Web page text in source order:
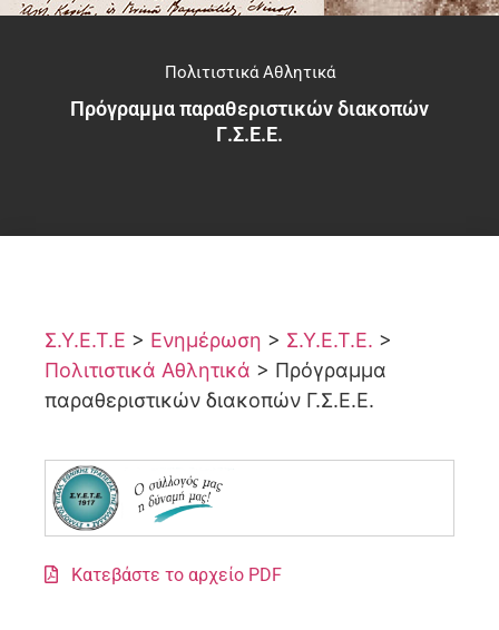
Πολιτιστικά Αθλητικά
Πρόγραμμα παραθεριστικών διακοπών
Γ.Σ.Ε.Ε.
Σ.Υ.Ε.Τ.Ε > Ενημέρωση > Σ.Υ.Ε.Τ.Ε. >
Πολιτιστικά Αθλητικά > Πρόγραμμα
παραθεριστικών διακοπών Γ.Σ.Ε.Ε.
Κατεβάστε το αρχείο PDF